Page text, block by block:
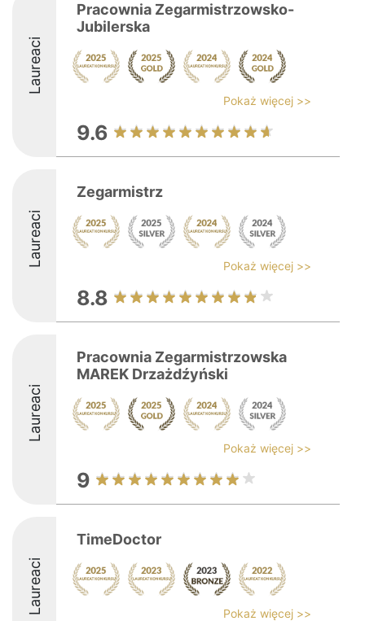
Laureaci
Pracownia Zegarmistrzowsko-
Jubilerska
Pokaż więcej >>
9.6
Laureaci
Zegarmistrz
Pokaż więcej >>
8.8
Laureaci
Pracownia Zegarmistrzowska
MAREK Drzażdźyński
Pokaż więcej >>
9
Laureaci
TimeDoctor
Pokaż więcej >>